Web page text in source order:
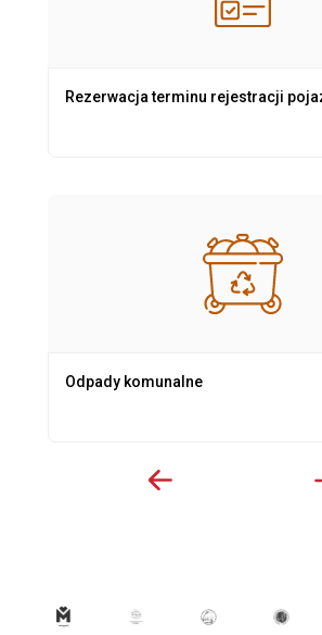
Rezerwacja terminu rejestracji
Odpady komunalne